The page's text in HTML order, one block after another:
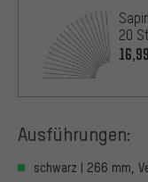
20
Ausführungen:
schwarz | 266 mm,